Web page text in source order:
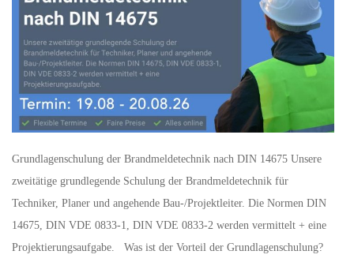
Grundlagenschulung der Brandmeldetechnik nach DIN 14675 Unsere
zweitätige grundlegende Schulung der Brandmeldetechnik für
Techniker, Planer und angehende Bau-/Projektleiter. Die Normen DIN
14675, DIN VDE 0833-1, DIN VDE 0833-2 werden vermittelt + eine
Projektierungsaufgabe. Was ist der Vorteil der Grundlagenschulung?